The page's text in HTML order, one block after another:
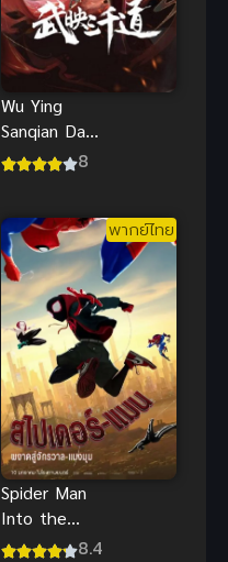
Wu Ying
Sanqian Dao
(2022) สาม
8
พากย์ไทย
Spider Man
Into the
Spider Verse
8.4